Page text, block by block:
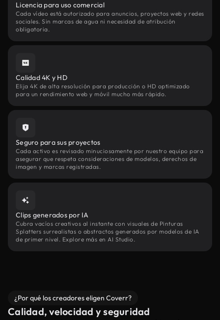
Licencia para uso comercial
Cada vídeo está autorizado para anuncios, proyectos web y redes
sociales. Sin marcas de agua ni necesidad de atribución
obligatoria.
Calidad 4K y HD
Elija 4K de alta resolución para producción o HD optimizado
para un rendimiento web y móvil mucho más rápido.
Seguro para sus proyectos
Cada activo es revisado minuciosamente por nuestro equipo para
asegurar que respeta consideraciones de modelos, derechos de
imagen y marcas registradas.
Clips generados por IA
Cubra vacíos creativos al instante con visuales de Pinturas
Splatters surrealistas o abstractos generados por modelos de IA
de primer nivel. Explore más en AI Studio.
¿Por qué los creadores eligen Coverr?
Calidad, velocidad y seguridad